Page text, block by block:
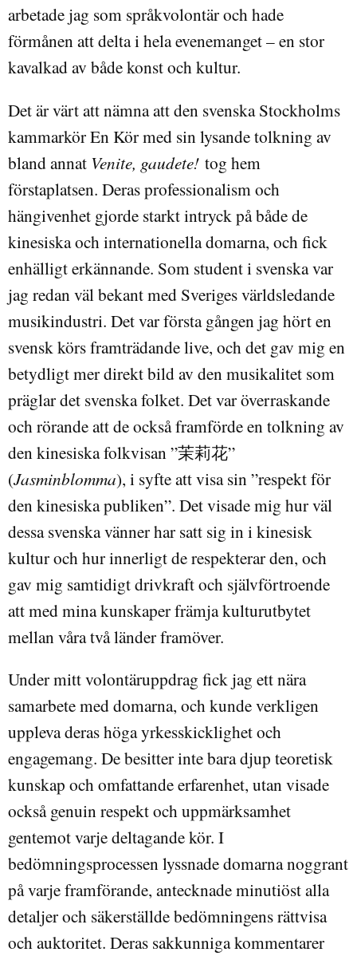
arbetade jag som språkvolontär och hade
förmånen att delta i hela evenemanget – en stor
kavalkad av både konst och kultur.
Det är värt att nämna att den svenska Stockholms
kammarkör En Kör med sin lysande tolkning av
bland annat Venite, gaudete! tog hem
förstaplatsen. Deras professionalism och
hängivenhet gjorde starkt intryck på både de
kinesiska och internationella domarna, och fick
enhälligt erkännande. Som student i svenska var
jag redan väl bekant med Sveriges världsledande
musikindustri. Det var första gången jag hört en
svensk körs framträdande live, och det gav mig en
betydligt mer direkt bild av den musikalitet som
präglar det svenska folket. Det var överraskande
och rörande att de också framförde en tolkning av
den kinesiska folkvisan ”茉莉花”
(Jasminblomma), i syfte att visa sin ”respekt för
den kinesiska publiken”. Det visade mig hur väl
dessa svenska vänner har satt sig in i kinesisk
kultur och hur innerligt de respekterar den, och
gav mig samtidigt drivkraft och självförtroende
att med mina kunskaper främja kulturutbytet
mellan våra två länder framöver.
Under mitt volontäruppdrag fick jag ett nära
samarbete med domarna, och kunde verkligen
uppleva deras höga yrkesskicklighet och
engagemang. De besitter inte bara djup teoretisk
kunskap och omfattande erfarenhet, utan visade
också genuin respekt och uppmärksamhet
gentemot varje deltagande kör. I
bedömningsprocessen lyssnade domarna noggrant
på varje framförande, antecknade minutiöst alla
detaljer och säkerställde bedömningens rättvisa
och auktoritet. Deras sakkunniga kommentarer